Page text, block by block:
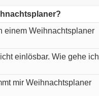
einem Weihnachtsplaner
einlösbar. Wie gehe ich
mir Weihnachtsplaner